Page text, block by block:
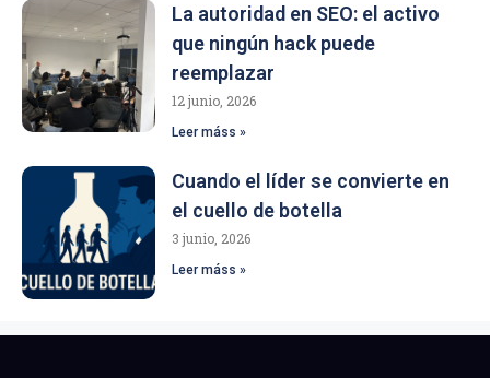
La autoridad en SEO: el activo
que ningún hack puede
reemplazar
12 junio, 2026
Leer máss »
Cuando el líder se convierte en
el cuello de botella
3 junio, 2026
Leer máss »